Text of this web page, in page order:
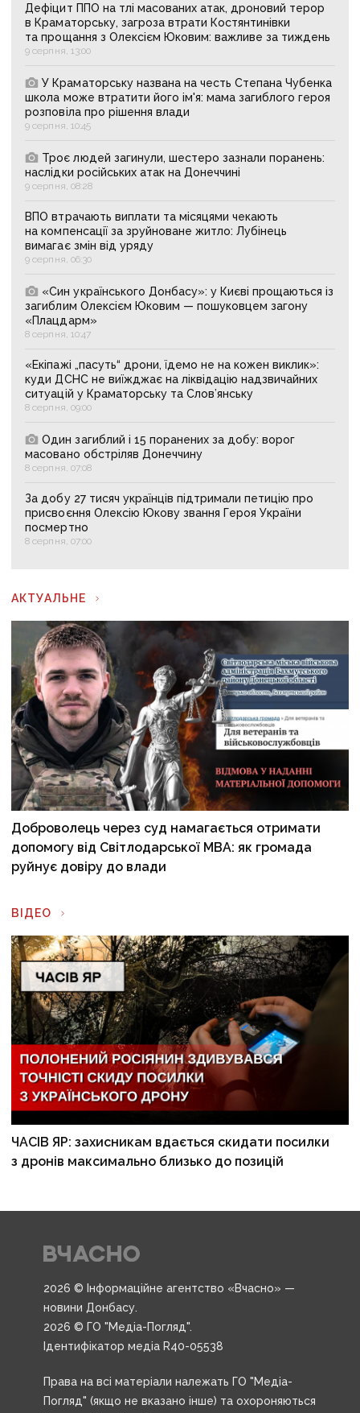
Дефіцит ППО на тлі масованих атак, дроновий терор
в Краматорську, загроза втрати Костянтинівки
та прощання з Олексієм Юковим: важливе за тиждень
9 серпня, 13:00
У Краматорську названа на честь Степана Чубенка
школа може втратити його ім'я: мама загиблого героя
розповіла про рішення влади
9 серпня, 10:45
Троє людей загинули, шестеро зазнали поранень:
наслідки російських атак на Донеччині
9 серпня, 08:28
ВПО втрачають виплати та місяцями чекають
на компенсації за зруйноване житло: Лубінець
вимагає змін від уряду
9 серпня, 06:30
«Син українського Донбасу»: у Києві прощаються із
загиблим Олексієм Юковим — пошуковцем загону
«Плацдарм»
8 серпня, 10:47
«Екіпажі „пасуть“ дрони, їдемо не на кожен виклик»:
куди ДСНС не виїжджає на ліквідацію надзвичайних
ситуацій у Краматорську та Слов’янську
8 серпня, 09:00
Один загиблий і 15 поранених за добу: ворог
масовано обстріляв Донеччину
8 серпня, 07:08
За добу 27 тисяч українців підтримали петицію про
присвоєння Олексію Юкову звання Героя України
посмертно
8 серпня, 07:00
АКТУАЛЬНЕ
Доброволець через суд намагається отримати
допомогу від Світлодарської МВА: як громада
руйнує довіру до влади
ВІДЕО
ЧАСІВ ЯР: захисникам вдається скидати посилки
з дронів максимально близько до позицій
2026 © Інформаційне агентство «Вчасно» —
новини Донбасу.
2026 © ГО "Медіа-Погляд".
Ідентифікатор медіа R40-05538
Права на всі матеріали належать ГО "Медіа-
Погляд" (якщо не вказано інше) та охороняються